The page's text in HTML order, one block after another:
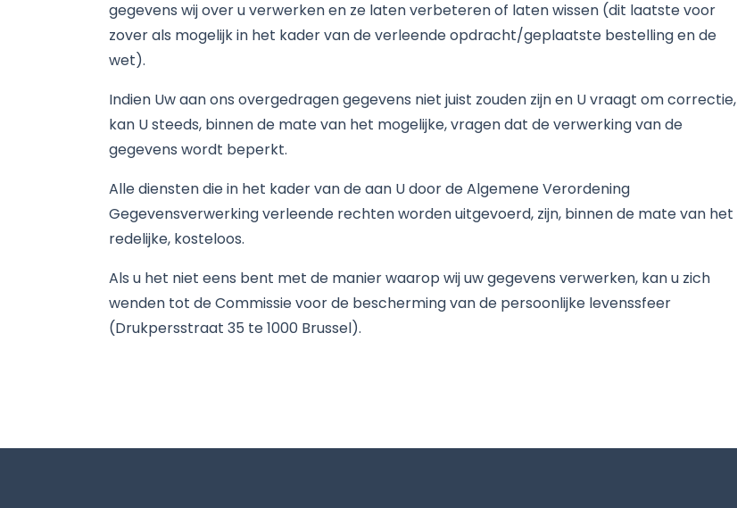
gegevens wij over u verwerken en ze laten verbeteren of laten wissen (dit laatste voor
zover als mogelijk in het kader van de verleende opdracht/geplaatste bestelling en de
wet).
Indien Uw aan ons overgedragen gegevens niet juist zouden zijn en U vraagt om correctie,
kan U steeds, binnen de mate van het mogelijke, vragen dat de verwerking van de
gegevens wordt beperkt.
Alle diensten die in het kader van de aan U door de Algemene Verordening
Gegevensverwerking verleende rechten worden uitgevoerd, zijn, binnen de mate van het
redelijke, kosteloos.
Als u het niet eens bent met de manier waarop wij uw gegevens verwerken, kan u zich
wenden tot de Commissie voor de bescherming van de persoonlijke levenssfeer
(Drukpersstraat 35 te 1000 Brussel).